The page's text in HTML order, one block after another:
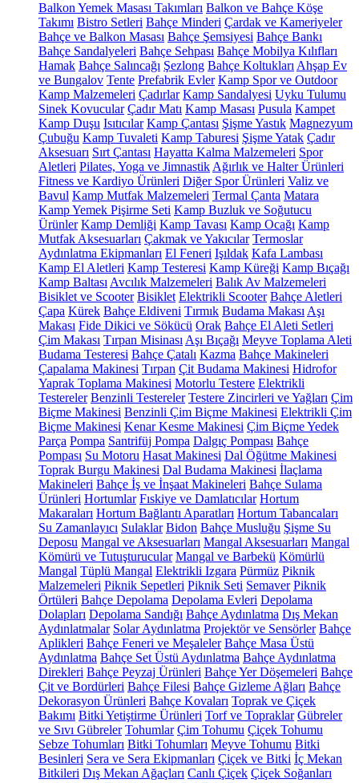
Balkon Yemek Masası Takımları Balkon ve Bahçe Köşe
Takımı Bistro Setleri Bahçe Minderi Çardak ve Kameriyeler
Bahçe ve Balkon Masası Bahçe Şemsiyesi Bahçe Bankı
Bahçe Sandalyeleri Bahçe Sehpası Bahçe Mobilya Kılıfları
Hamak Bahçe Salıncağı Şezlong Bahçe Koltukları Ahşap Ev
ve Bungalov Tente Prefabrik Evler Kamp Spor ve Outdoor
Kamp Malzemeleri Çadırlar Kamp Sandalyesi Uyku Tulumu
Sinek Kovucular Çadır Matı Kamp Masası Pusula Kampet
Kamp Duşu Isıtıcılar Kamp Çantası Şişme Yastık Magnezyum
Çubuğu Kamp Tuvaleti Kamp Taburesi Şişme Yatak Çadır
Aksesuarı Sırt Çantası Hayatta Kalma Malzemeleri Spor
Aletleri Pilates, Yoga ve Jimnastik Ağırlık ve Halter Ürünleri
Fitness ve Kardiyo Ürünleri Diğer Spor Ürünleri Valiz ve
Bavul Kamp Mutfak Malzemeleri Termal Çanta Matara
Kamp Yemek Pişirme Seti Kamp Buzluk ve Soğutucu
Ürünler Kamp Demliği Kamp Tavası Kamp Ocağı Kamp
Mutfak Aksesuarları Çakmak ve Yakıcılar Termoslar
Aydınlatma Ekipmanları El Feneri Işıldak Kafa Lambası
Kamp El Aletleri Kamp Testeresi Kamp Küreği Kamp Bıçağı
Kamp Baltası Avcılık Malzemeleri Balık Av Malzemeleri
Bisiklet ve Scooter Bisiklet Elektrikli Scooter Bahçe Aletleri
Çapa Kürek Bahçe Eldiveni Tırmık Budama Makası Aşı
Makası Fide Dikici ve Sökücü Orak Bahçe El Aleti Setleri
Çim Makası Tırpan Misinası Aşı Bıçağı Meyve Toplama Aleti
Budama Testeresi Bahçe Çatalı Kazma Bahçe Makineleri
Çapalama Makinesi Tırpan Çit Budama Makinesi Hidrofor
Yaprak Toplama Makinesi Motorlu Testere Elektrikli
Testereler Benzinli Testereler Testere Zincirleri ve Yağları Çim
Biçme Makinesi Benzinli Çim Biçme Makinesi Elektrikli Çim
Biçme Makinesi Kenar Kesme Makinesi Çim Biçme Yedek
Parça Pompa Santrifüj Pompa Dalgıç Pompası Bahçe
Pompası Su Motoru Hasat Makinesi Dal Öğütme Makinesi
Toprak Burgu Makinesi Dal Budama Makinesi İlaçlama
Makineleri Bahçe İş ve İnşaat Makineleri Bahçe Sulama
Ürünleri Hortumlar Fıskiye ve Damlatıcılar Hortum
Makaraları Hortum Bağlantı Aparatları Hortum Tabancaları
Su Zamanlayıcı Sulaklar Bidon Bahçe Musluğu Şişme Su
Deposu Mangal ve Aksesuarları Mangal Aksesuarları Mangal
Kömürü ve Tutuşturucular Mangal ve Barbekü Kömürlü
Mangal Tüplü Mangal Elektrikli Izgara Pürmüz Piknik
Malzemeleri Piknik Sepetleri Piknik Seti Semaver Piknik
Örtüleri Bahçe Depolama Depolama Evleri Depolama
Dolapları Depolama Sandığı Bahçe Aydınlatma Dış Mekan
Aydınlatmalar Solar Aydınlatma Projektör ve Sensörler Bahçe
Aplikleri Bahçe Feneri ve Meşaleler Bahçe Masa Üstü
Aydınlatma Bahçe Set Üstü Aydınlatma Bahçe Aydınlatma
Direkleri Bahçe Peyzaj Ürünleri Bahçe Yer Döşemeleri Bahçe
Çit ve Bordürleri Bahçe Filesi Bahçe Gizleme Ağları Bahçe
Dekorasyon Ürünleri Bahçe Kovaları Toprak ve Çiçek
Bakımı Bitki Yetiştirme Ürünleri Torf ve Topraklar Gübreler
ve Sıvı Gübreler Tohumlar Çim Tohumu Çiçek Tohumu
Sebze Tohumları Bitki Tohumları Meyve Tohumu Bitki
Besinleri Sera ve Sera Ekipmanları Çiçek ve Bitki İç Mekan
Bitkileri Dış Mekan Ağaçları Canlı Çiçek Çiçek Soğanları